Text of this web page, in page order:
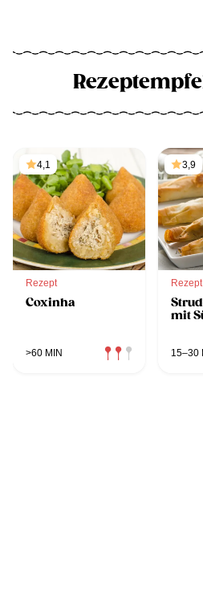
4,1
Rezept
Coxinha
>60 MIN
3,9
Rezept
mit
15–30